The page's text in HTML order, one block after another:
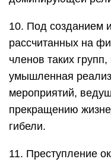
10. Под созданием
рассчитанных на
членов таких
умышленная
мероприятий,
прекращению
гибели.
11. Преступление